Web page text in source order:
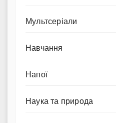
Мультсеріали
Навчання
Напої
Наука та природа